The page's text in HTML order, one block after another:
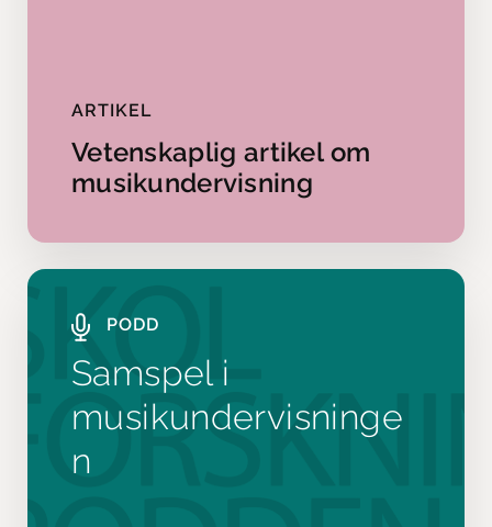
ARTIKEL
Vetenskaplig artikel om
musikundervisning
PODD
Samspel i
musikundervisninge
n